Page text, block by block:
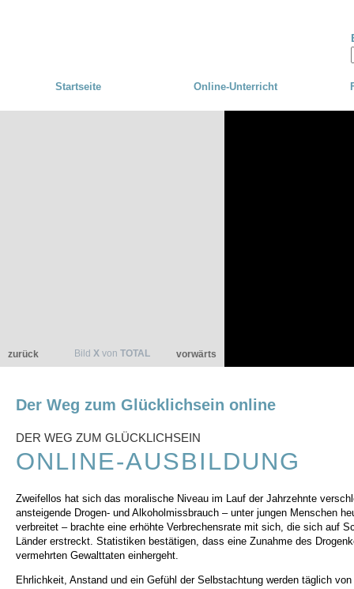
Startseite Online-Unterricht
Bild X von TOTAL
zurück vorwärts
Der Weg zum Glücklichsein online
DER WEG ZUM GLÜCKLICHSEIN
ONLINE-AUSBILDUNG
Zweifellos hat sich das moralische Niveau im Lauf der Jahrzehnte
ansteigende Drogen- und Alkoholmissbrauch – unter jungen Menschen
verbreitet – brachte eine erhöhte Verbrechensrate mit sich, die sich auf
Länder erstreckt. Statistiken bestätigen, dass eine Zunahme des
vermehrten Gewalttaten einhergeht.
Ehrlichkeit, Anstand und ein Gefühl der Selbstachtung werden täglich